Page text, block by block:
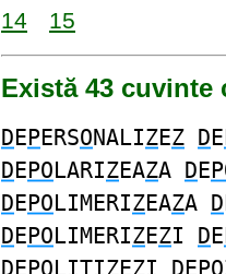
14
15
Există 43 cuvinte
DEPERSONALIZEZ DE
DEPOLARIZEAZA DE
DEPOLIMERIZEAZA D
DEPOLIMERIZEZI DE
DEPOLITIZEZI DE